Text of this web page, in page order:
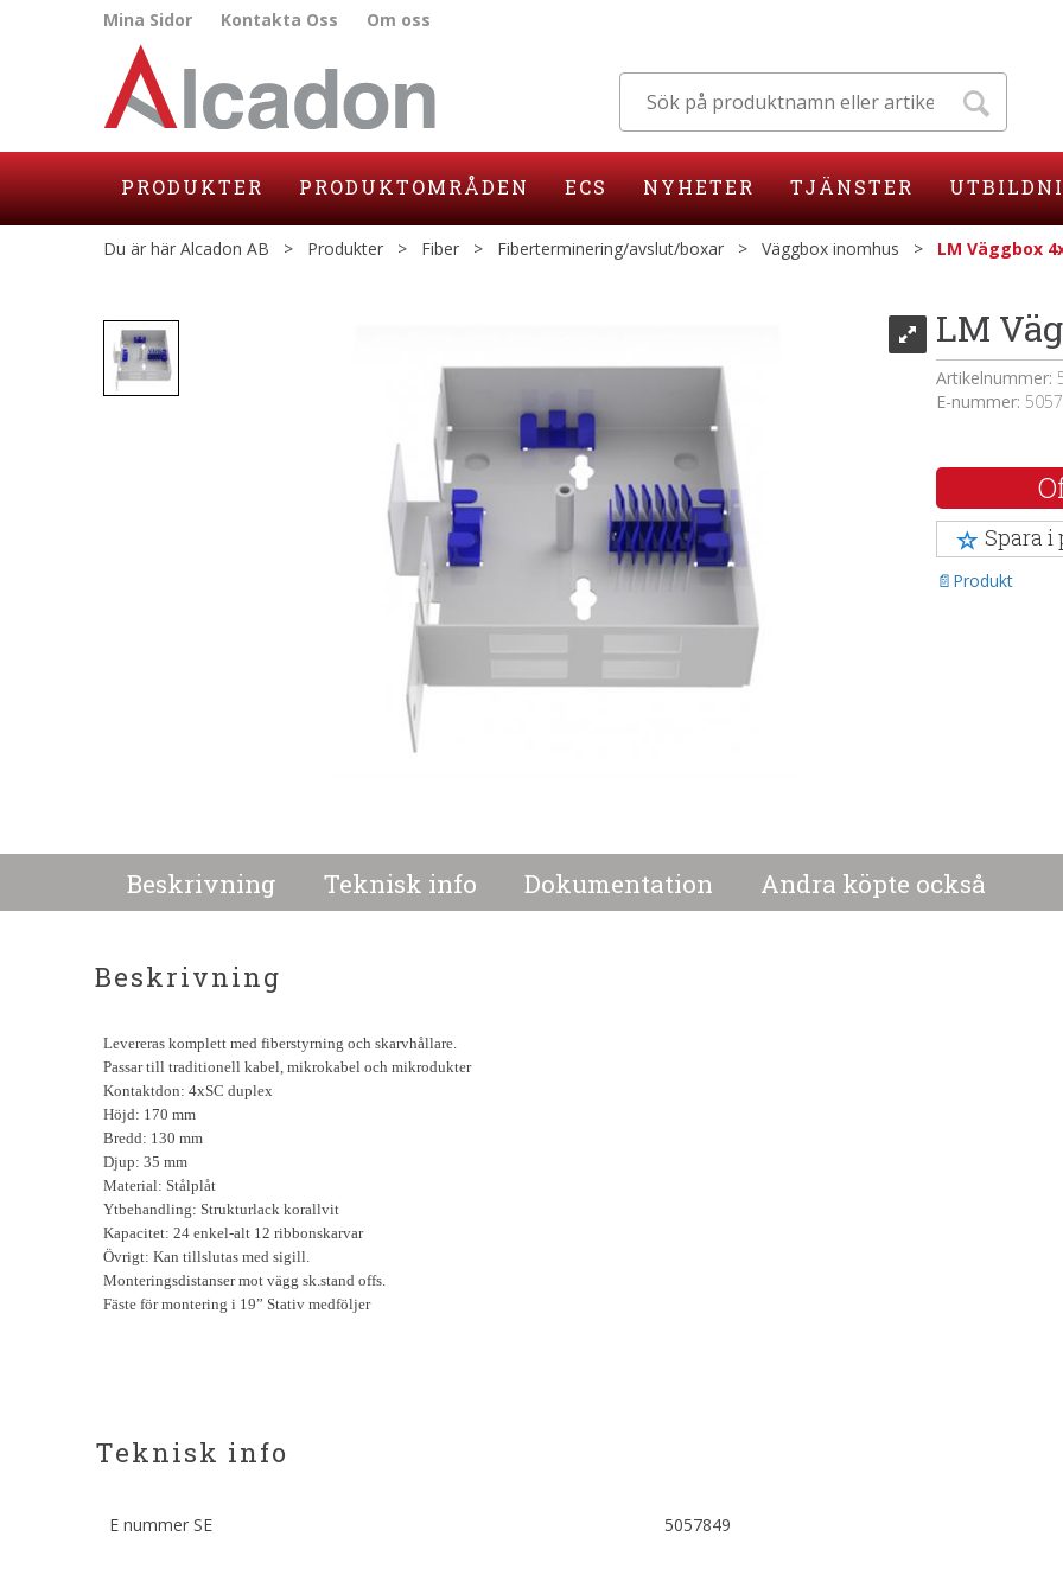
Mina Sidor Kontakta Oss Om oss
PRODUKTER PRODUKTOMRÅDEN ECS NYHETER TJÄNSTER
Du är här Alcadon AB > Produkter > Fiber > Fiberterminering/avslut/boxar > Väggbox inomhus > LM Väggbox
LM
Artikelnummer:
E-nummer:
Spara
Produkt
Beskrivning Teknisk info Dokumentation Andra köpte också
Beskrivning
Levereras komplett med fiberstyrning och skarvhållare.
Passar till traditionell kabel, mikrokabel och mikrodukter
Kontaktdon: 4xSC duplex
Höjd: 170 mm
Bredd: 130 mm
Djup: 35 mm
Material: Stålplåt
Ytbehandling: Strukturlack korallvit
Kapacitet: 24 enkel-alt 12 ribbonskarvar
Övrigt: Kan tillslutas med sigill.
Monteringsdistanser mot vägg sk.stand offs.
Fäste för montering i 19” Stativ medföljer
Teknisk info
E nummer SE 5057849